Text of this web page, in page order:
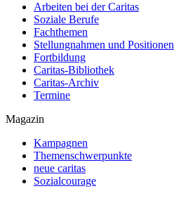
Arbeiten bei der Caritas
Soziale Berufe
Fachthemen
Stellungnahmen und Positionen
Fortbildung
Caritas-Bibliothek
Caritas-Archiv
Termine
Magazin
Kampagnen
Themenschwerpunkte
neue caritas
Sozialcourage